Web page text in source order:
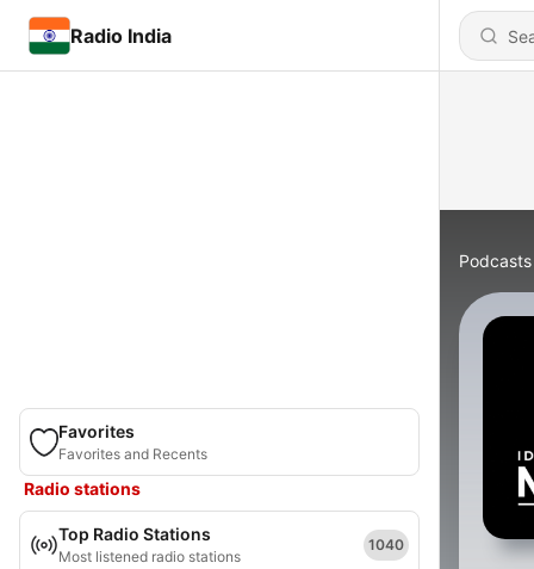
Radio India
Favorites
Favorites and Recents
Radio stations
Top Radio Stations
Most listened radio stations
1040
Podcasts